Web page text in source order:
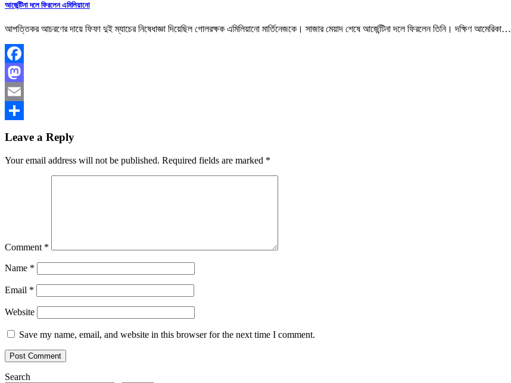
আর্জেন্টিনা দলে ফিরলেন এমিলিয়ানো
আপত্তিকর আচরণের দায়ে ফিফা দুই ম্যাচের নিষেধাজ্ঞা দিয়েছিল গোলরক্ষক এমিলিয়ানো মার্তিনেজকে। সাজার মেয়াদ শেষে আর্জেন্টিনা দলে ফিরলেন তিনি। দক্ষিণ আমেরিকা…
Facebook
Mastodon
Email
Leave a Reply
Your email address will not be published. Required fields are marked *
Comment *
Name *
Email *
Website
Save my name, email, and website in this browser for the next time I comment.
Search